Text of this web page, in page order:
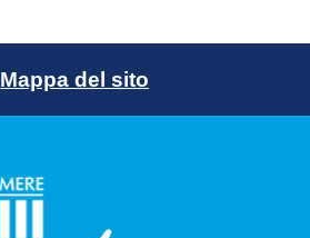
Mappa del sito